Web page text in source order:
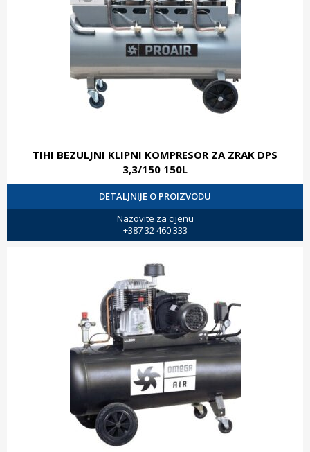
TIHI BEZULJNI KLIPNI KOMPRESOR ZA ZRAK DPS
3,3/150 150L
DETALJNIJE O PROIZVODU
Nazovite za cijenu
+387 32 460 333